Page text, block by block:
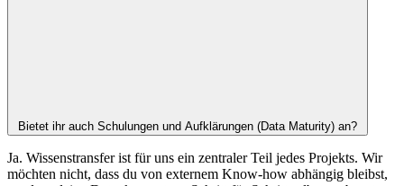
Bietet ihr auch Schulungen und Aufklärungen (Data Maturity) an?
Ja. Wissenstransfer ist für uns ein zentraler Teil jedes Projekts. Wir
möchten nicht, dass du von externem Know-how abhängig bleibst,